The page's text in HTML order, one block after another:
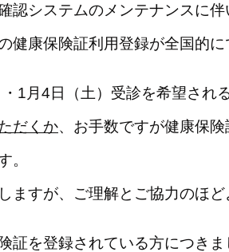
認システムのメンテナンスに
健康保険証利用登録が全国的に
1月4日（土）受診を希望される
だくか、お手数ですが健康保
。
ますが、ご理解とご協力のほど
証を登録されている方につき